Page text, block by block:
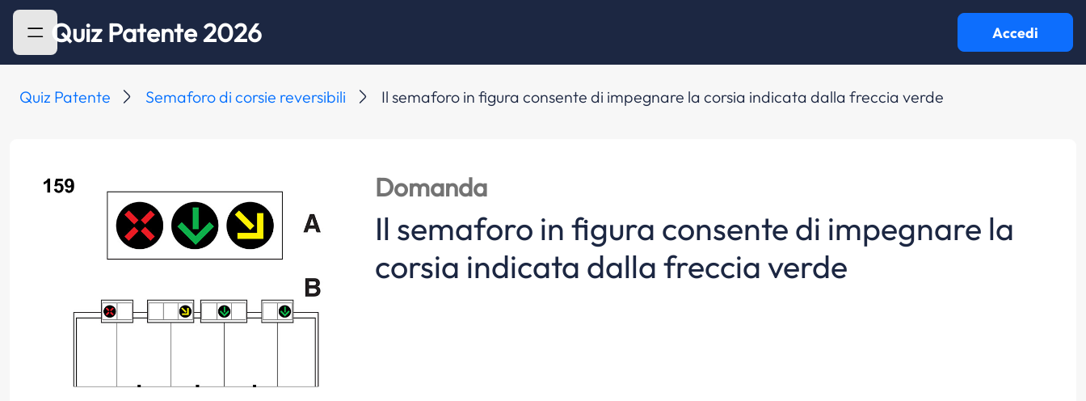
Quiz Patente 2026 Accedi
Quiz Patente Semaforo di corsie reversibili Il semaforo in figura consente di impegnare la corsia indicata dalla freccia verde
Domanda
Il semaforo in figura consente di impegnare la
corsia indicata dalla freccia verde